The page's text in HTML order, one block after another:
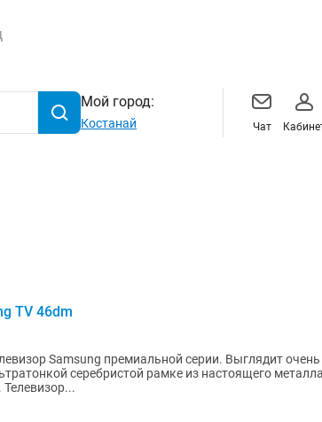
Мой город:
Костанай Чат
TV 46dm
Samsung премиальной серии. Выглядит
серебристой рамке из настоящего